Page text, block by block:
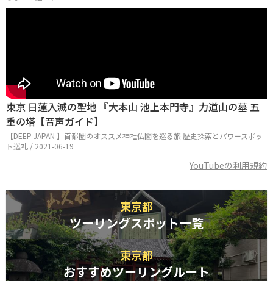
東京 日蓮入滅の聖地 『大本山 池上本門寺』力道山の墓 五
重の塔【音声ガイド】
【DEEP JAPAN 】首都圏のオススメ神社仏閣を巡る旅 歴史探索とパワースポッ
ト巡礼 / 2021-06-19
YouTubeの利用規約
東京都
ツーリングスポット一覧
東京都
おすすめツーリングルート